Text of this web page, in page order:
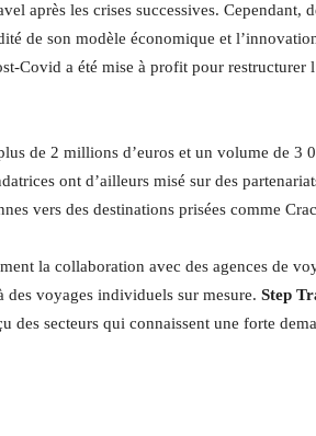
après les crises successives.
de son modèle économique et
Covid a été mise à profit pour restructurer
de 2 millions d’euros et un volume de 3
ont d’ailleurs misé sur des
vers des destinations prisées comme
la collaboration avec des agences de
des voyages individuels sur mesure. Step
des secteurs qui connaissent une forte